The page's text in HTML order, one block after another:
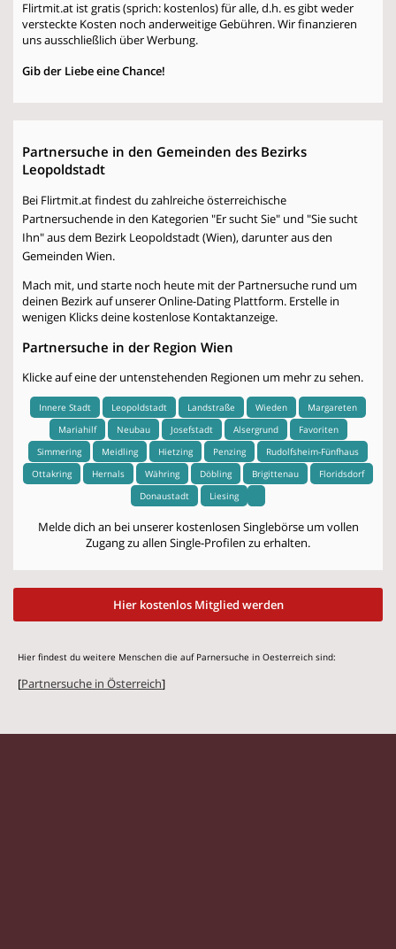
Flirtmit.at ist gratis (sprich: kostenlos) für alle, d.h. es gibt weder
versteckte Kosten noch anderweitige Gebühren. Wir finanzieren
uns ausschließlich über Werbung.
Gib der Liebe eine Chance!
Partnersuche in den Gemeinden des Bezirks
Leopoldstadt
Bei Flirtmit.at findest du zahlreiche österreichische
Partnersuchende in den Kategorien "Er sucht Sie" und "Sie sucht
Ihn" aus dem Bezirk Leopoldstadt (Wien), darunter aus den
Gemeinden Wien.
Mach mit, und starte noch heute mit der Partnersuche rund um
deinen Bezirk auf unserer Online-Dating Plattform. Erstelle in
wenigen Klicks deine kostenlose Kontaktanzeige.
Partnersuche in der Region Wien
Klicke auf eine der untenstehenden Regionen um mehr zu sehen.
Innere Stadt Leopoldstadt Landstraße Wieden
Margareten
Mariahilf
Neubau Josefstadt Alsergrund
Favoriten
Simmering
Meidling Hietzing Penzing
Rudolfsheim-Fünfhaus
Ottakring
Hernals Währing Döbling Brigittenau
Floridsdorf
Donaustadt
Liesing
Melde dich an bei unserer kostenlosen Singlebörse um vollen
Zugang zu allen Single-Profilen zu erhalten.
Hier kostenlos Mitglied werden
Hier findest du weitere Menschen die auf Parnersuche in Oesterreich sind:
[Partnersuche in Österreich]